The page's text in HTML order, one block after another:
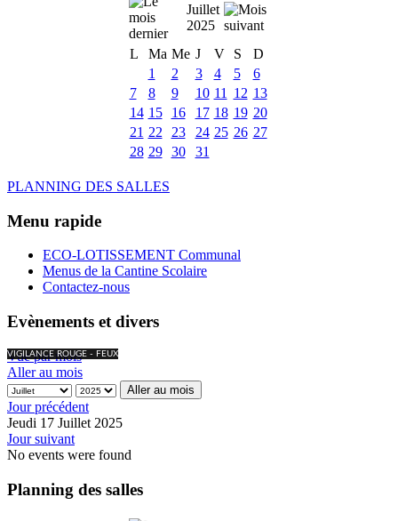
Juillet
2025
L
Ma Me J V S
D
1
2 3 4 5
6
7
8 9 10 11 12 13
14 15 16 17 18 19 20
21 22 23 24 25 26 27
28 29 30 31
PLANNING DES SALLES
Menu rapide
ECO-LOTISSEMENT Communal
Menus de la Cantine Scolaire
Contactez-nous
Evènements et divers
VIGILANCE ROUGE - FEUX
Vue par mois
Aller au mois
Aller au mois
Jour précédent
Jeudi 17 Juillet 2025
Jour suivant
No events were found
Planning des salles